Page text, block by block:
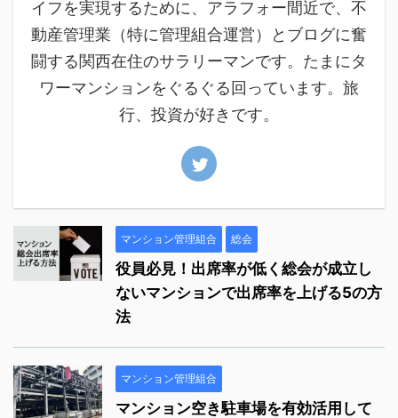
イフを実現するために、アラフォー間近で、不
動産管理業（特に管理組合運営）とブログに奮
闘する関西在住のサラリーマンです。たまにタ
ワーマンションをぐるぐる回っています。旅
行、投資が好きです。
マンション管理組合 総会
役員必見！出席率が低く総会が成立し
ないマンションで出席率を上げる5の方
法
マンション管理組合
マンション空き駐車場を有効活用して